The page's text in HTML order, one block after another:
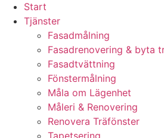
Start
Tjänster
Fasadmålning
Fasadrenovering & byta
Fasadtvättning
Fönstermålning
Måla om Lägenhet
Måleri & Renovering
Renovera Träfönster
Tapetsering